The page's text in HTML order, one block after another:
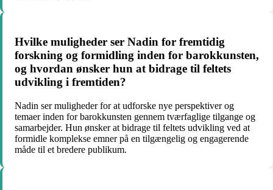
Hvilke muligheder ser Nadin for fremtidig
forskning og formidling inden for barokkunsten,
og hvordan ønsker hun at bidrage til feltets
udvikling i fremtiden?
Nadin ser muligheder for at udforske nye perspektiver og
temaer inden for barokkunsten gennem tværfaglige tilgange og
samarbejder. Hun ønsker at bidrage til feltets udvikling ved at
formidle komplekse emner på en tilgængelig og engagerende
måde til et bredere publikum.